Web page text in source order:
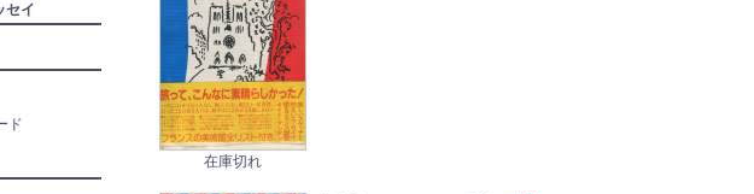
セイ
ド
在庫切れ